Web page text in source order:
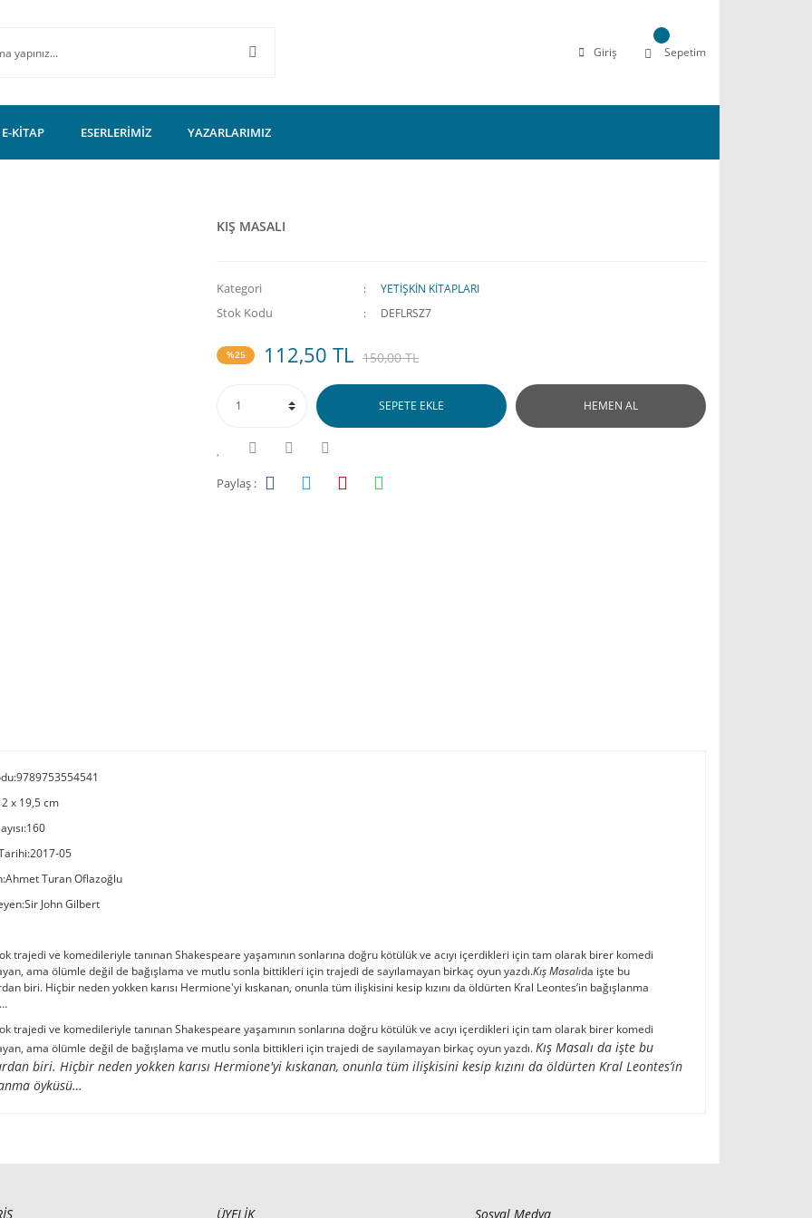
Giriş Sepetim
E-KİTAP ESERLERİMİZ YAZARLARIMIZ
KIŞ MASALI
Kategori YETİŞKİN KİTAPLARI
Stok Kodu DEFLRSZ7
%25 112,50 TL 150,00 TL
SEPETE EKLE HEMEN AL
Paylaş :
x 19,5 cm
05
Turan Oflazoğlu
John Gilbert
trajedi ve komedileriyle tanınan Shakespeare yaşamının sonlarına doğru kötülük ve acıyı içerdikleri için tam olarak birer komedi
ama ölümle değil de bağışlama ve mutlu sonla bittikleri için trajedi de sayılamayan birkaç oyun yazdı.Kış Masalıda işte bu
biri. Hiçbir neden yokken karısı Hermione'yi kıskanan, onunla tüm ilişkisini kesip kızını da öldürten Kral Leontes’in bağışlanma
trajedi ve komedileriyle tanınan Shakespeare yaşamının sonlarına doğru kötülük ve acıyı içerdikleri için tam olarak birer komedi
ama ölümle değil de bağışlama ve mutlu sonla bittikleri için trajedi de sayılamayan birkaç oyun yazdı.Kış Masalı da işte bu
biri. Hiçbir neden yokken karısı Hermione'yi kıskanan, onunla tüm ilişkisini kesip kızını da öldürten Kral Leontes’in
öyküsü…
ÜYELİK Sosyal Medya